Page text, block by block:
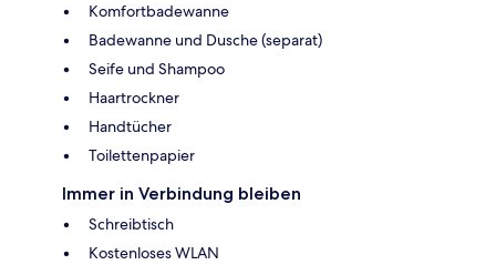
Komfortbadewanne
Badewanne und Dusche (separat)
Seife und Shampoo
Haartrockner
Handtücher
Toilettenpapier
Immer in Verbindung bleiben
Schreibtisch
Kostenloses WLAN